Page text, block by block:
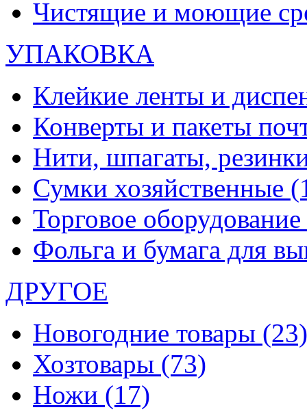
Чистящие и моющие
УПАКОВКА
Клейкие ленты и
Конверты и пакеты
Нити, шпагаты,
Сумки хозяйственные
Торговое оборудование
Фольга и бумага для
ДРУГОЕ
Новогодние товары (23)
Хозтовары (73)
Ножи (17)